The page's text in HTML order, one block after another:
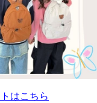
はこちら